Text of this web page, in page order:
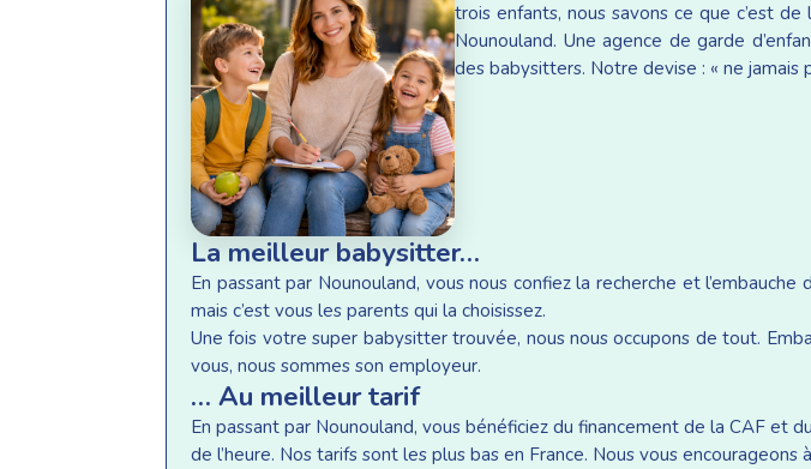
trois enfants, nous savons ce que c’est
Nounouland. Une agence de garde
des babysitters. Notre devise : « ne
La meilleur babysitter…
En passant par Nounouland, vous nous confiez la recherche et
mais c’est vous les parents qui la choisissez.
Une fois votre super babysitter trouvée, nous nous occupons de tout.
vous, nous sommes son employeur.
… Au meilleur tarif
En passant par Nounouland, vous bénéficiez du financement de la CAF et
de l’heure. Nos tarifs sont les plus bas en France. Nous vous